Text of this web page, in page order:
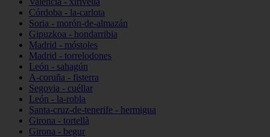
Córdoba - la-carlota
Soria - morón-de-almazán
Gipuzkoa - hondarribia
Madrid - móstoles
Madrid - torrelodones
León - sahagún
A-coruña - fisterra
Segovia - cuéllar
León - la-robla
Santa-cruz-de-tenerife - hermigua
Girona - tortellà
Girona - begur